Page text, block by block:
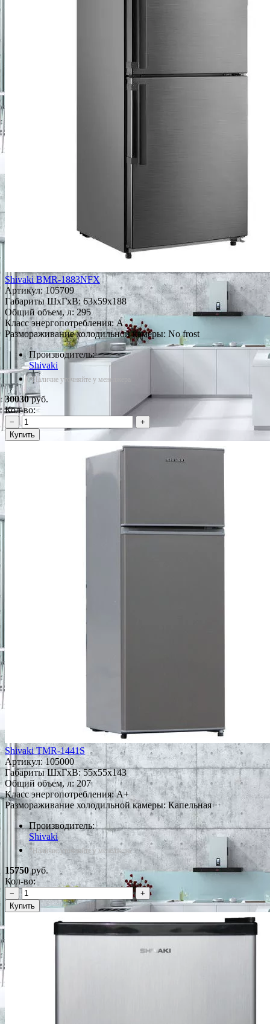
Shivaki BMR-1883NFX
Артикул:105709
Габариты ШxГxВ: 63x59x188
Общий объем, л: 295
Класс энергопотребления: A
Размораживание холодильной камеры: No frost
Производитель:
Shivaki
*Наличие уточняйте у менеджера
30030руб.
Кол-во:
−
+
Купить
Shivaki TMR-1441S
Артикул:105000
Габариты ШxГxВ: 55x55x143
Общий объем, л: 207
Класс энергопотребления: A+
Размораживание холодильной камеры: Капельная
Производитель:
Shivaki
*Наличие уточняйте у менеджера
15750руб.
Кол-во:
−
+
Купить